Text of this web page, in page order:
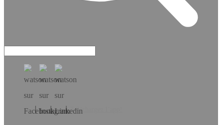
Téléchargez l’app!